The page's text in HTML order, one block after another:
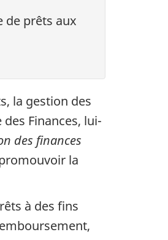
de prêts aux
la gestion des
Finances, lui-
des finances
la
à des fins